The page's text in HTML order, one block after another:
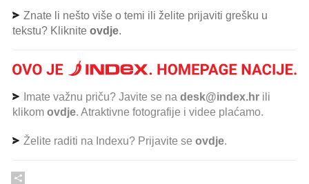
Znate li nešto više o temi ili želite prijaviti grešku u
tekstu? Kliknite ovdje.
Imate važnu priču? Javite se na desk@index.hr ili
klikom ovdje. Atraktivne fotografije i videe plaćamo.
Želite raditi na Indexu? Prijavite se ovdje.